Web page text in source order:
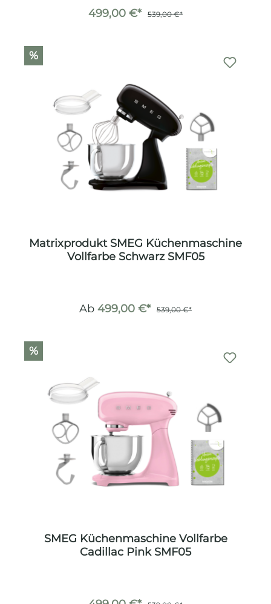
499,00 €* 539,00 €*
%
Matrixprodukt SMEG Küchenmaschine
Vollfarbe Schwarz SMF05
Ab 499,00 €* 539,00 €*
%
SMEG Küchenmaschine Vollfarbe
Cadillac Pink SMF05